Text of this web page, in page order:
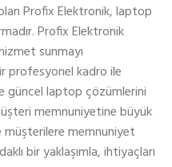
Profix Elektronik, laptop
Profix Elektronik
sunmayı
profesyonel kadro ile
güncel laptop çözümlerini
memnuniyetine büyük
memnuniyet
bir yaklaşımla, ihtiyaçları